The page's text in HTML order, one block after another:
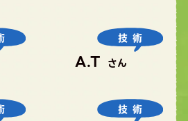
技術
A.T さん
技術